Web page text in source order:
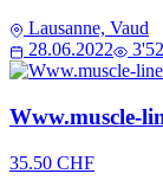
Lausanne, Vaud
28.06.2022
Www.muscle-
35.50 CHF